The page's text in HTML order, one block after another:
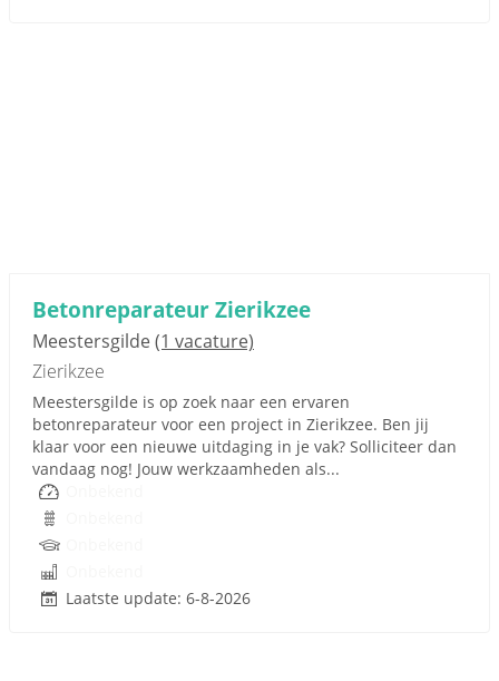
Betonreparateur Zierikzee
Meestersgilde(1 vacature)
Zierikzee
Meestersgilde is op zoek naar een ervaren
betonreparateur voor een project in Zierikzee. Ben jij
klaar voor een nieuwe uitdaging in je vak? Solliciteer dan
vandaag nog! Jouw werkzaamheden als...
Laatste update: 6-8-2026